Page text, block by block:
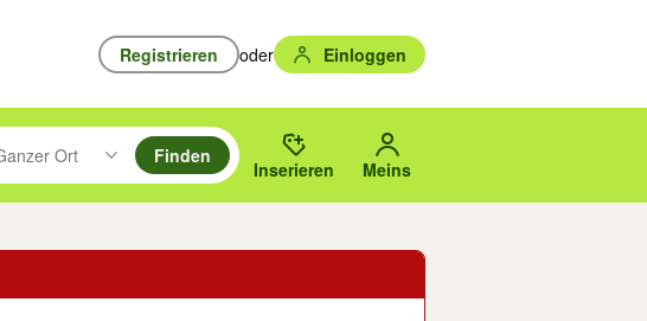
Registrieren oder Einloggen
oben/unten durchsuchen und mit Eingabetaste auswählen.
drücken um zu suchen, oder Vorschläge mit den Pfeiltasten nach oben/
Ort
im Umkreis des gewählten Orts oder PLZ.
Finden
Inserieren Meins